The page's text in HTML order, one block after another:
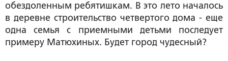
обездоленным ребятишкам. В это лето началось
в деревне строительство четвертого дома - еще
одна семья с приемными детьми последует
примеру Матюхиных. Будет город чудесный?